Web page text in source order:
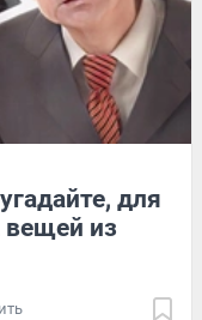
для
вещей из